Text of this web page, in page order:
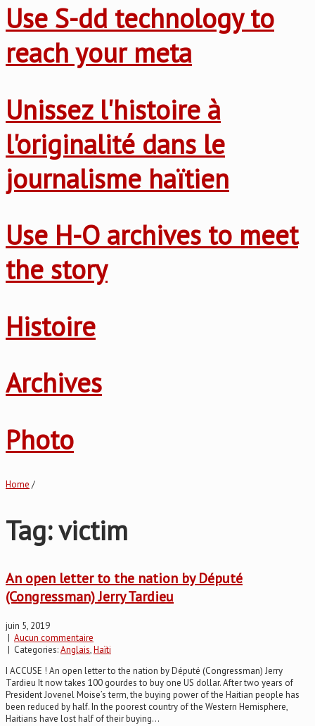
Use S-dd technology to
reach your meta
Unissez l'histoire à
l'originalité dans le
journalisme haïtien
Use H-O archives to meet
the story
Histoire
Archives
Photo
Home /
Tag: victim
An open letter to the nation by Député
(Congressman) Jerry Tardieu
juin 5, 2019
| Aucun commentaire
| Categories:Anglais,Haïti
I ACCUSE ! An open letter to the nation by Député (Congressman) Jerry
Tardieu It now takes 100 gourdes to buy one US dollar. After two years of
President Jovenel Moise’s term, the buying power of the Haitian people has
been reduced by half. In the poorest country of the Western Hemisphere,
Haitians have lost half of their buying...